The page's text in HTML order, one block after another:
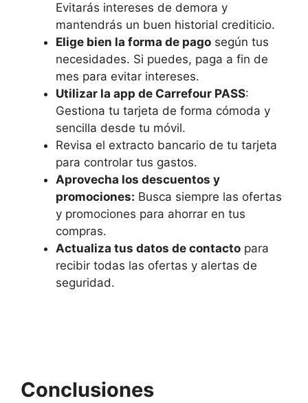
Evitarás intereses de demora y
mantendrás un buen historial crediticio.
Elige bien la forma de pago según tus
necesidades. Si puedes, paga a fin de
mes para evitar intereses.
Utilizar la app de Carrefour PASS:
Gestiona tu tarjeta de forma cómoda y
sencilla desde tu móvil.
Revisa el extracto bancario de tu tarjeta
para controlar tus gastos.
Aprovecha los descuentos y
promociones: Busca siempre las ofertas
y promociones para ahorrar en tus
compras.
Actualiza tus datos de contacto para
recibir todas las ofertas y alertas de
seguridad.
Conclusiones